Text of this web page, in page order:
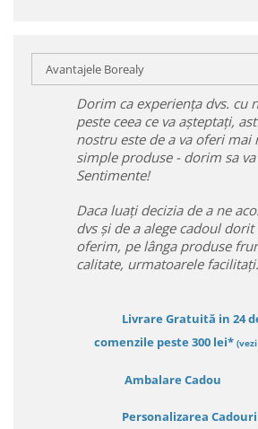
Avantajele Borealy
Dorim ca experiența dvs. cu
peste ceea ce va așteptați,
nostru este de a va oferi mai
simple produse - dorim sa
Sentimente!
Daca luați decizia de a ne
dvs și de a alege cadoul dorit
oferim, pe lânga produse
calitate, urmatoarele facilitați:
Livrare Gratuită in 24
comenzile peste 300 lei*
Ambalare Cadou
Personalizarea